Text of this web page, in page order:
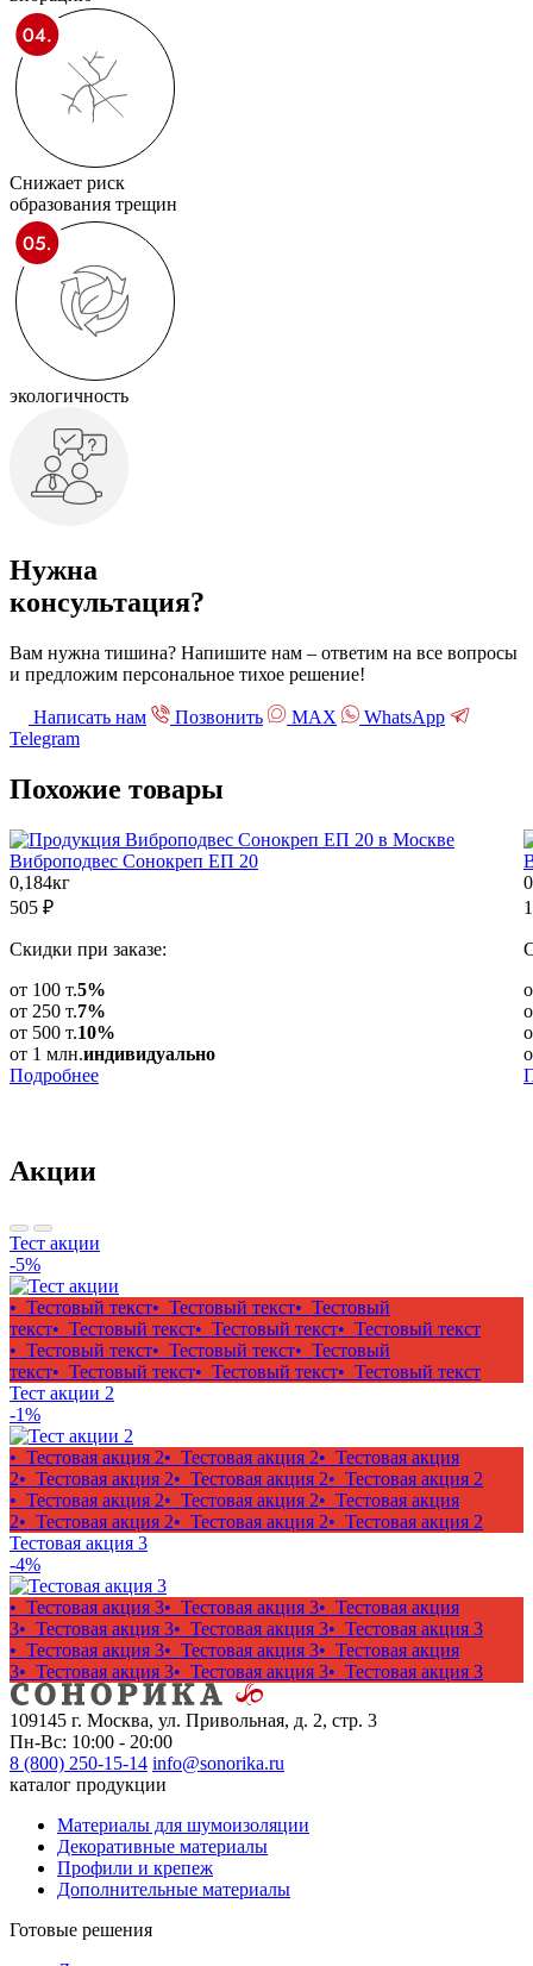
Снижает риск
образования трещин
экологичность
Нужна
консультация?
Вам нужна тишина? Напишите нам – ответим на все вопросы
и предложим персональное тихое решение!
Написать нам Позвонить МАХ
WhatsApp
Telegram
Похожие товары
Виброподвес Сонокреп ЕП 20
0,184кг
505 ₽
Скидки при заказе:
от 100 т.5%
от 250 т.7%
от 500 т.10%
от 1 млн.индивидуально
Подробнее
Акции
Тест акции
-5%
• Тестовый текст• Тестовый текст• Тестовый
текст• Тестовый текст• Тестовый текст• Тестовый текст
• Тестовый текст• Тестовый текст• Тестовый
текст• Тестовый текст• Тестовый текст• Тестовый текст
Тест акции 2
-1%
• Тестовая акция 2• Тестовая акция 2• Тестовая акция
2• Тестовая акция 2• Тестовая акция 2• Тестовая акция 2
• Тестовая акция 2• Тестовая акция 2• Тестовая акция
2• Тестовая акция 2• Тестовая акция 2• Тестовая акция 2
Тестовая акция 3
-4%
• Тестовая акция 3• Тестовая акция 3• Тестовая акция
3• Тестовая акция 3• Тестовая акция 3• Тестовая акция 3
• Тестовая акция 3• Тестовая акция 3• Тестовая акция
3• Тестовая акция 3• Тестовая акция 3• Тестовая акция 3
109145 г. Москва, ул. Привольная, д. 2, стр. 3
Пн-Вс: 10:00 - 20:00
8 (800) 250-15-14 info@sonorika.ru
каталог продукции
Материалы для шумоизоляции
Декоративные материалы
Профили и крепеж
Дополнительные материалы
Готовые решения